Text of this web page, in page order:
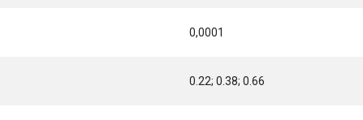
0,0001
0.22; 0.38; 0.66